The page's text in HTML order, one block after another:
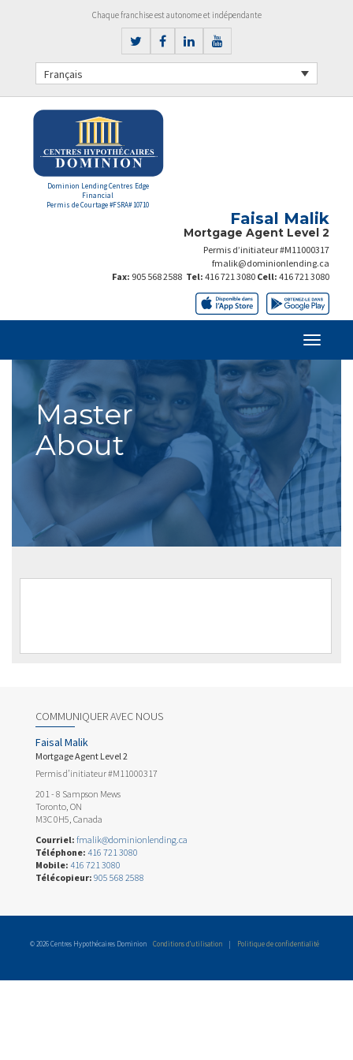
Chaque franchise est autonome et indépendante
Français
Dominion Lending Centres Edge
Financial
Permis de Courtage #FSRA# 10710
Faisal Malik
Mortgage Agent Level 2
Permis d’initiateur #M11000317
fmalik@dominionlending.ca
Tel: 416 721 3080 Cell: 416 721 3080
Fax: 905 568 2588
Master
About
COMMUNIQUER AVEC NOUS
Faisal Malik
Mortgage Agent Level 2
Permis d’initiateur #M11000317
201 - 8 Sampson Mews
Toronto, ON
M3C 0H5, Canada
Courriel: fmalik@dominionlending.ca
Téléphone: 416 721 3080
Mobile: 416 721 3080
Télécopieur: 905 568 2588
© 2026 Centres Hypothécaires Dominion Conditions d’utilisation | Politique de confidentialité